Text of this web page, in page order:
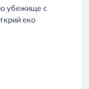
убежище с
еко